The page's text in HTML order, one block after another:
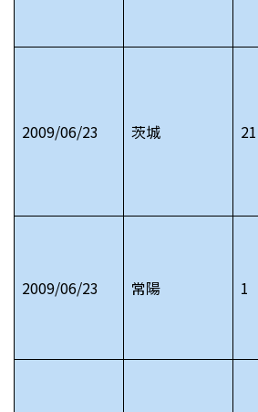
2009/06/23 茨城 21
2009/06/23 常陽 1